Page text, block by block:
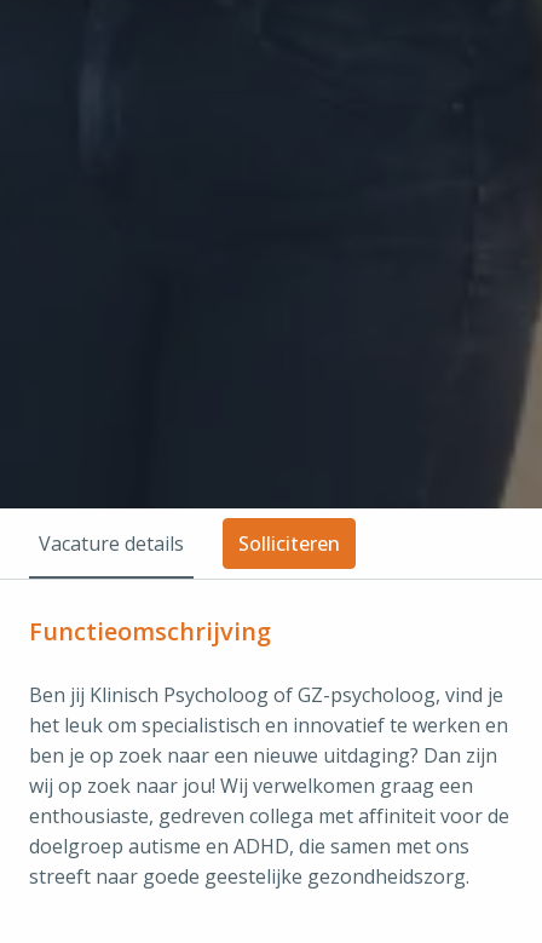
Vacature details Solliciteren
Functieomschrijving
Ben jij Klinisch Psycholoog of GZ-psycholoog, vind je
het leuk om specialistisch en innovatief te werken en
ben je op zoek naar een nieuwe uitdaging? Dan zijn
wij op zoek naar jou! Wij verwelkomen graag een
enthousiaste, gedreven collega met affiniteit voor de
doelgroep autisme en ADHD, die samen met ons
streeft naar goede geestelijke gezondheidszorg.